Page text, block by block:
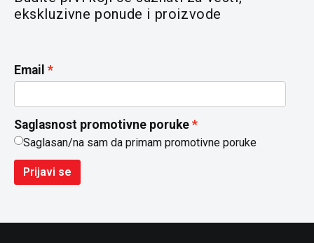
ekskluzivne ponude i proizvode
Email
Saglasnost promotivne poruke
Saglasan/na sam da primam promotivne poruke
Prijavi se